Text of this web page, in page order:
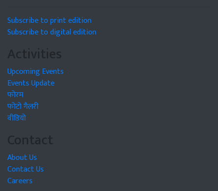
Subscribe to print edition
Subscribe to digital edition
Activities
Upcoming Events
Events Update
फोरम
फोटो गैलरी
वीडियो
Contact
About Us
Contact Us
Careers